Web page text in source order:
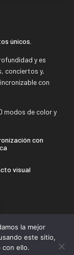
únicos.
y es
conciertos y,
con
modos de color y
con
visual
la mejor
este sitio,
con ello.